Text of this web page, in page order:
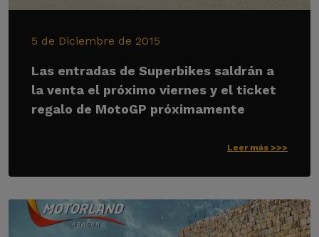
5 de Diciembre de 2015
Las entradas de Superbikes saldrán a
la venta el próximo viernes y el ticket
regalo de MotoGP próximamente
Leer más >>>